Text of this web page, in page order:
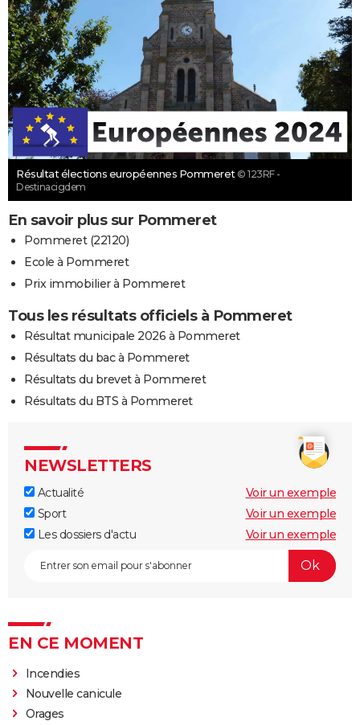
Résultat élections européennes Pommeret © 123RF -
Destinacigdem
En savoir plus sur Pommeret
Pommeret (22120)
Ecole à Pommeret
Prix immobilier à Pommeret
Tous les résultats officiels à Pommeret
Résultat municipale 2026 à Pommeret
Résultats du bac à Pommeret
Résultats du brevet à Pommeret
Résultats du BTS à Pommeret
NEWSLETTERS
Actualité
Voir un exemple
Sport
Voir un exemple
Les dossiers d'actu
Voir un exemple
EN CE MOMENT
Incendies
Nouvelle canicule
Orages